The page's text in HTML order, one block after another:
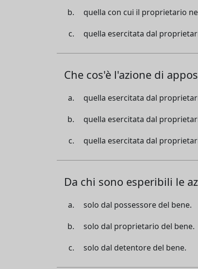
quella con cui il proprietario
quella esercitata dal
Che cos'è l'azione di
quella esercitata dal
quella esercitata dal
quella esercitata dal
Da chi sono esperibili le
solo dal possessore del bene.
solo dal proprietario del bene.
solo dal detentore del bene.